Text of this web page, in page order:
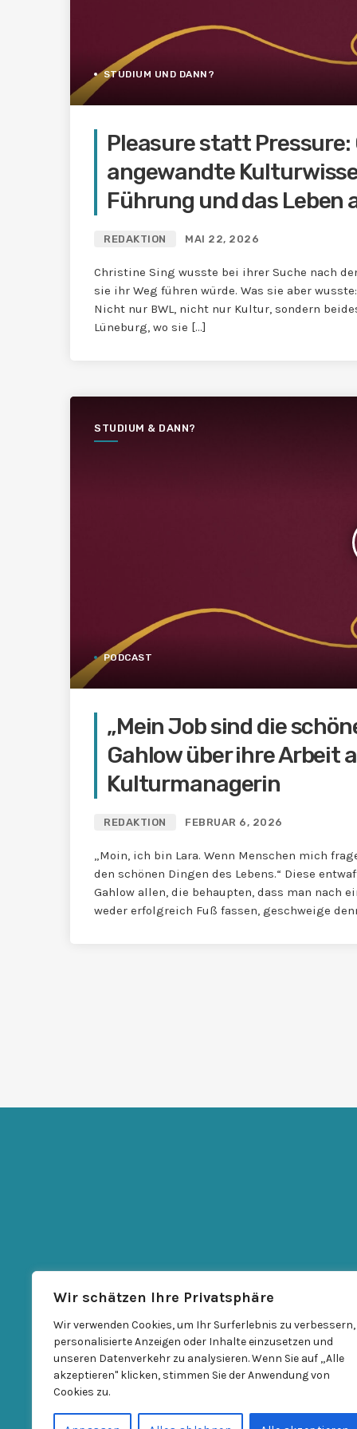
Wir schätzen Ihre Privatsphäre
Wir verwenden Cookies, um Ihr Surferlebnis zu verbessern,
personalisierte Anzeigen oder Inhalte einzusetzen und
unseren Datenverkehr zu analysieren. Wenn Sie auf „Alle
akzeptieren" klicken, stimmen Sie der Anwendung von
Cookies zu.
STUDIUM UND DANN?
Pleasure statt
angewandte
Führung und das Leben
REDAKTION MAI 22, 2026
Christine Sing wusste bei ihrer Suche nach
sie ihr Weg führen würde. Was sie aber
Nicht nur BWL, nicht nur Kultur, sondern
Lüneburg, wo sie […]
STUDIUM & DANN?
PODCAST
„Mein Job sind die
Gahlow über ihre Arbeit
Kulturmanagerin
REDAKTION FEBRUAR 6, 2026
„Moin, ich bin Lara. Wenn Menschen mich
den schönen Dingen des Lebens.“ Diese
Gahlow allen, die behaupten, dass man
weder erfolgreich Fuß fassen, geschweige